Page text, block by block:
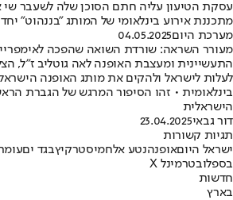
עסקת הטיעון עליה חתם הסוכן שלה לשעבר שי
מתכננת אירוע בינלאומי של המותג "בננהוט"
מערכת היום04.05.2025
מעורר השראה: שורדת השואה שהפכה
התעשיינית ומעצבת האופנה לאה גוטליב ז"ל,
לעלות לישראל ולהקים את מותג האופנה
בינלאומית • זהו הסיפור המרגש של הגברת
הישראלית
דור גבאי23.04.2025
תגיות קשורות
ישראל היוםאופנהנטע אלחמיסטרקיץבגד ים
בספלובטרמינל X
חדשות
בארץ